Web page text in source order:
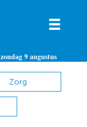
zondag 9 augustus
Zorg